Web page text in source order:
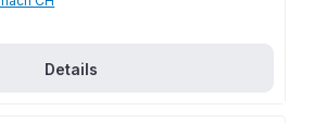
Details